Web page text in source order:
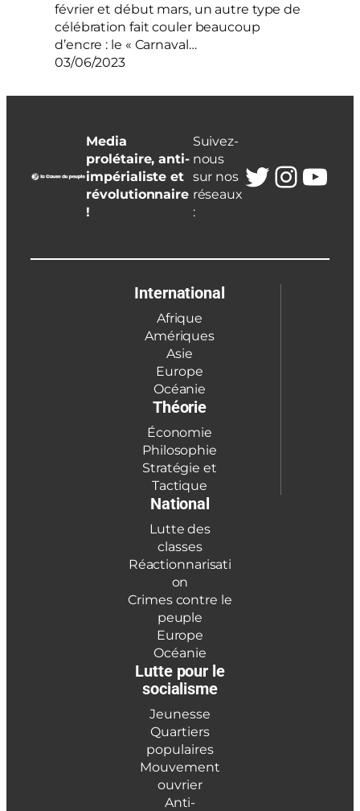
février et début mars, un autre type de
célébration fait couler beaucoup
d’encre : le « Carnaval…
03/06/2023
Media
prolétaire, anti-
impérialiste et
révolutionnaire
!
Suivez-
nous
sur nos
réseaux
:
Twitter
International
Afrique
Amériques
Asie
Europe
Océanie
Théorie
Économie
Philosophie
Stratégie et
Tactique
National
Lutte des
classes
Réactionnarisati
on
Crimes contre le
peuple
Europe
Océanie
Lutte pour le
socialisme
Jeunesse
Quartiers
populaires
Mouvement
ouvrier
Anti-